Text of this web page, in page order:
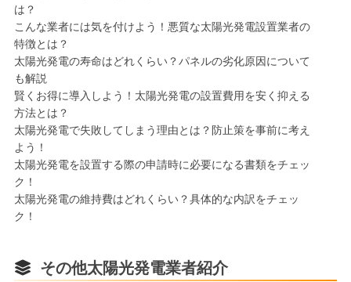
は？
こんな業者には気を付けよう！悪質な太陽光発電設置業者の
特徴とは？
太陽光発電の寿命はどれくらい？パネルの劣化原因について
も解説
賢くお得に導入しよう！太陽光発電の設置費用を安く抑える
方法とは？
太陽光発電で失敗してしまう理由とは？防止策を事前に考え
よう！
太陽光発電を設置する際の申請時に必要になる書類をチェッ
ク！
太陽光発電の維持費はどれくらい？具体的な内訳をチェッ
ク！
その他太陽光発電業者紹介